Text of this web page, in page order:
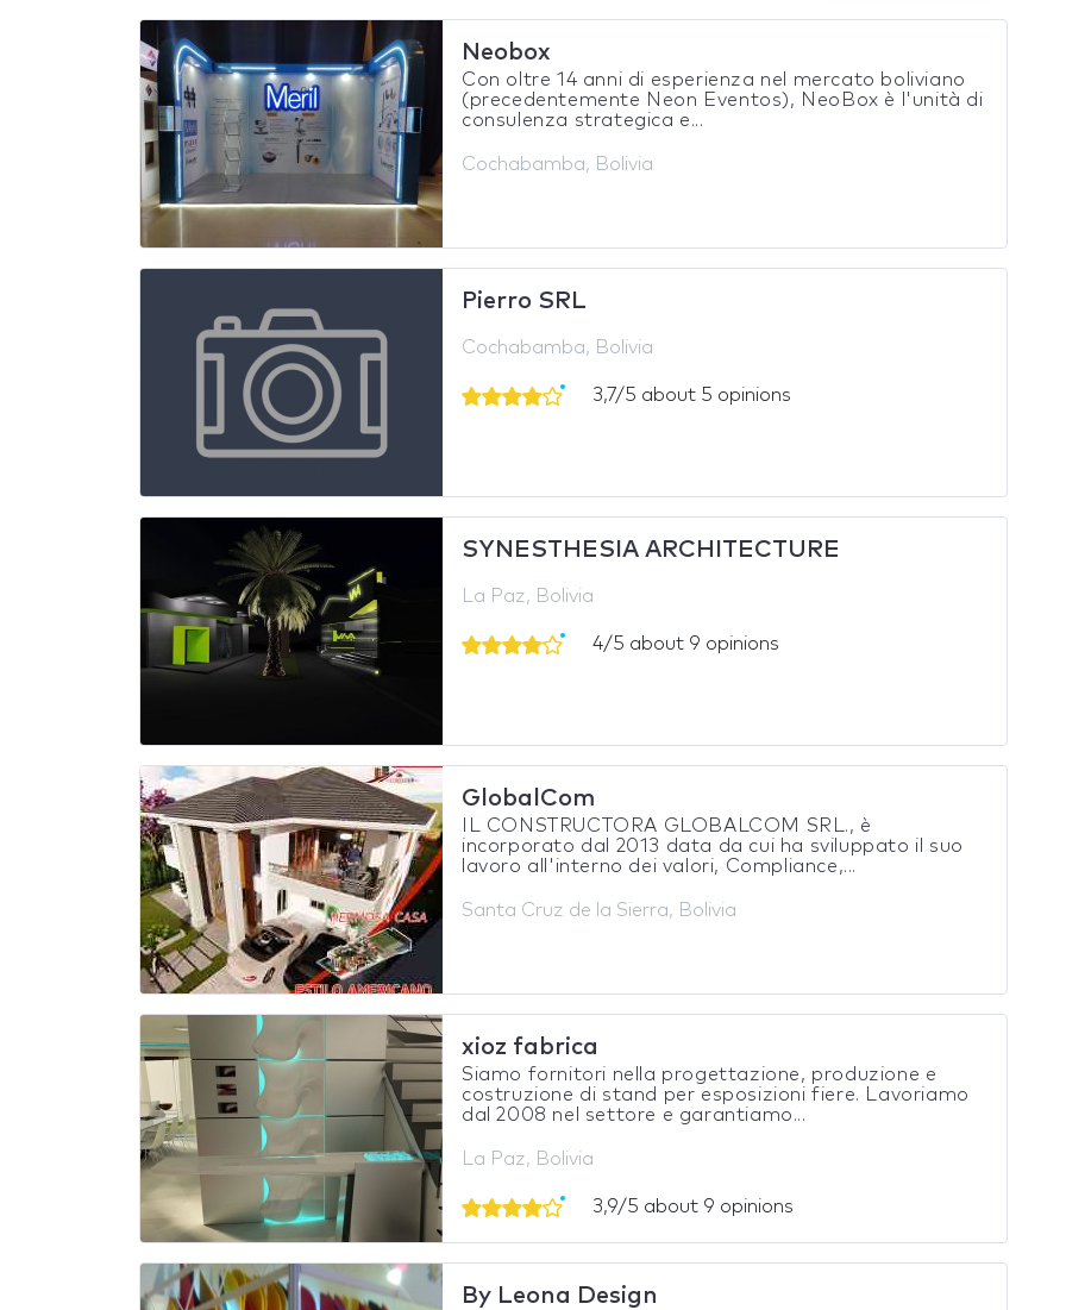
Neobox
Con oltre 14 anni di esperienza nel mercato boliviano
(precedentemente Neon Eventos), NeoBox è l'unità di
consulenza strategica e...
Cochabamba, Bolivia
Pierro SRL
Cochabamba, Bolivia
3,7/5 about 5 opinions
SYNESTHESIA ARCHITECTURE
La Paz, Bolivia
4/5 about 9 opinions
GlobalCom
IL CONSTRUCTORA GLOBALCOM SRL., è
incorporato dal 2013 data da cui ha sviluppato il suo
lavoro all'interno dei valori, Compliance,...
Santa Cruz de la Sierra, Bolivia
xioz fabrica
Siamo fornitori nella progettazione, produzione e
costruzione di stand per esposizioni fiere. Lavoriamo
dal 2008 nel settore e garantiamo...
La Paz, Bolivia
3,9/5 about 9 opinions
By Leona Design